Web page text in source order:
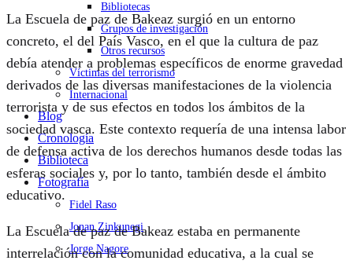
Bibliotecas
Grupos de investigación
Otros recursos
Víctimas del terrorismo
Internacional
Blog
Cronología
Biblioteca
Fotografía
Fidel Raso
Jonan Zinkunegi
Jorge Nagore
La Escuela de paz de Bakeaz surgió en un entorno
concreto, el del País Vasco, en el que la cultura de paz
debía atender a problemas específicos de enorme gravedad
derivados de las diversas manifestaciones de la violencia
terrorista y de sus efectos en todos los ámbitos de la
sociedad vasca. Este contexto requería de una intensa labor
de defensa activa de los derechos humanos desde todas las
esferas sociales y, por lo tanto, también desde el ámbito
educativo.
La Escuela de paz de Bakeaz estaba en permanente
interrelación con la comunidad educativa, a la cual se